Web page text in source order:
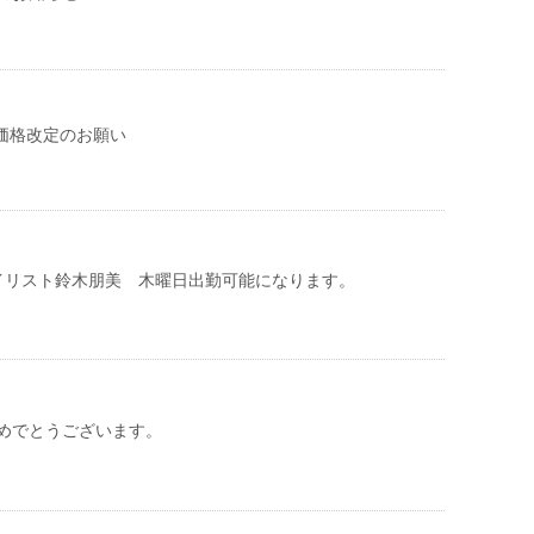
改定のお願い
スト鈴木朋美 木曜日出勤可能になります。
でとうございます。